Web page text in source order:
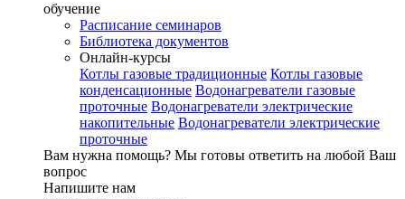
обучение
Расписание семинаров
Библиотека документов
Онлайн-курсы
Котлы газовые традиционные Котлы газовые
конденсационные Водонагреватели газовые
проточные Водонагреватели электрические
накопительные Водонагреватели электрические
проточные
Вам нужна помощь? Мы готовы ответить на любой Ваш
вопрос
Напишите нам